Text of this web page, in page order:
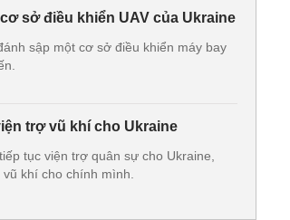
sở điều khiển UAV của Ukraine
sập một cơ sở điều khiển máy bay
trợ vũ khí cho Ukraine
tục viện trợ quân sự cho Ukraine,
khí cho chính mình.